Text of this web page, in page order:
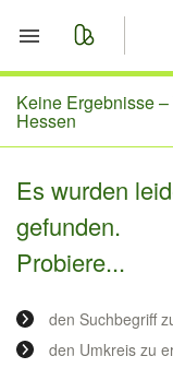
Start
Merkliste
Anzeige
Keine Ergebnisse –
Hessen
Es wurden
gefunden.
Probiere...
den Suchbegriff
den Umkreis zu